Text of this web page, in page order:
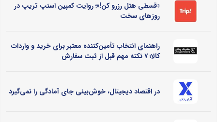
«قسطی هتل رزرو کن!»؛ روایت کمپین اسنپ تریپ در
روزهای سخت
راهنمای انتخاب تأمین‌کننده معتبر برای خرید و واردات
کالا؛ ۷ نکته مهم قبل از ثبت سفارش
در اقتصاد دیجیتال، خوش‌بینی جای آمادگی را نمی‌گیرد